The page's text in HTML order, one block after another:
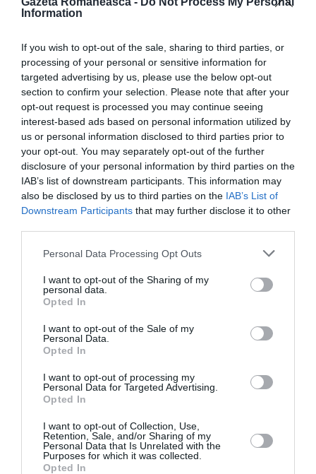
Information
If you wish to opt-out of the sale, sharing to third parties, or
processing of your personal or sensitive information for
targeted advertising by us, please use the below opt-out
section to confirm your selection. Please note that after your
opt-out request is processed you may continue seeing
interest-based ads based on personal information utilized by
us or personal information disclosed to third parties prior to
your opt-out. You may separately opt-out of the further
disclosure of your personal information by third parties on the
IAB’s list of downstream participants. This information may
also be disclosed by us to third parties on the IAB’s List of
Downstream Participants that may further disclose it to other
Personal Data Processing Opt Outs
I want to opt-out of the Sharing of my
personal data.
Opted In
I want to opt-out of the Sale of my
Personal Data.
Opted In
I want to opt-out of processing my
Personal Data for Targeted Advertising.
Opted In
I want to opt-out of Collection, Use,
Retention, Sale, and/or Sharing of my
Personal Data that Is Unrelated with the
Purposes for which it was collected.
Opted In
Liberalul arată că, în calitate de deputat pentru
străinătate, constată cu stupoare că intoxicările şi
ştirile false promovate de partidul politic parlamentar
AUR sunt tot mai prezente în rândul românilor decât
informaţiile corecte, reale, despre reformele care se fac
în România”.
”Sunt români care mă întreabă dacă e adevărat că
acasă, în România, deja se mănâncă făină de insecte,
că se vând străinilor ultimele resurse ale ţării, că
România este în colaps şi că se votează legi pentru ca
statul să îţi fure copiii de acasă. Nu de puţine ori sunt
uimit cum propaganda anti-europeană şi pro-rusă a
liderilor AUR este mai prezentă în diaspora decât căile
afirmă Valentin Făgărăşian.
Depujtatul PNL menţionează că”este urgent ca
autorităţile statului român să sancţioneze legal toate
derapajele membrilor AUR şi să întreprindă demersuri
pentru a elimina manipularea opiniei publice de către
această formaţiune politică toxică şi extremistă, atât în